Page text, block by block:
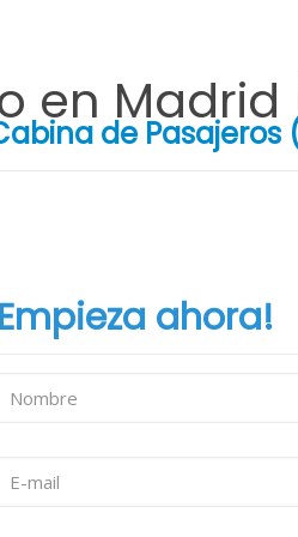
en Madrid
de Pasajeros
ahora!